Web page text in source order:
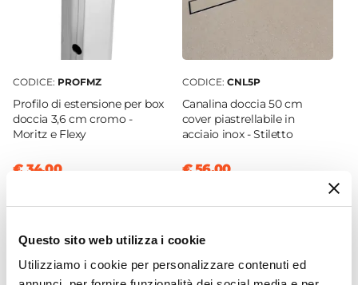
Questo sito web utilizza i cookie
Utilizziamo i cookie per personalizzare contenuti ed
Larghezza Da - A
68 cm| 70 cm
Estensibile
Non estensibile con profilo
Entrata
CODICE: PROFMZ
Profilo di estensione per box
doccia 3,6 cm cromo -
Moritz e Flexy
€ 34,00
CODICE: CNL5P
Canalina doccia 50 cm
cover piastrellabile in
acciaio inox - Stiletto
€ 56,00